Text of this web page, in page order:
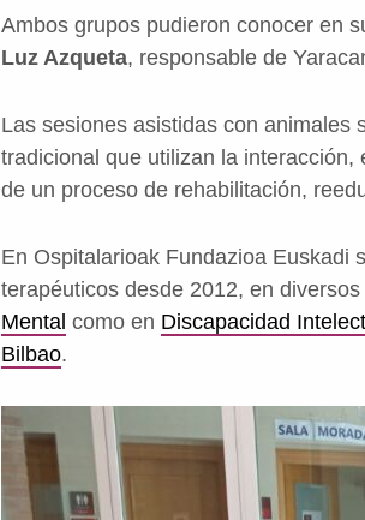
Ambos grupos pudieron conocer en
Luz Azqueta, responsable de
Las sesiones asistidas con animales
tradicional que utilizan la
de un proceso de rehabilitación,
En Ospitalarioak Fundazioa Euskadi
terapéuticos desde 2012, en
Mental como en Discapacidad
Bilbao.